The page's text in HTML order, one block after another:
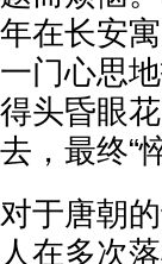
年在长安
一门心思
得头昏眼
去，最终“
对于唐朝
人在多次